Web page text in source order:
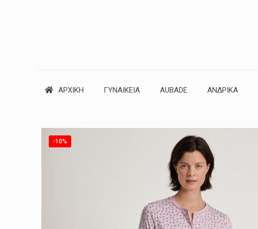
ΑΡΧΙΚΗ ΓΥΝΑΙΚΕΙΑ AUBADE ΑΝΔΡΙΚΑ
-10%